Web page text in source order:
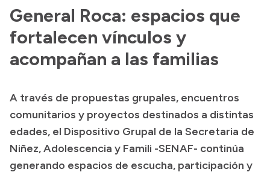
Archivo de noticias
Transparencia
Boletín Oficial
Compras y licitaciones
Consulta de expedientes
Consulta de pago a proveedores
General Roca: espacios que
fortalecen vínculos y
acompañan a las familias
A través de propuestas grupales, encuentros
comunitarios y proyectos destinados a distintas
edades, el Dispositivo Grupal de la Secretaria de
Niñez, Adolescencia y Famili -SENAF- continúa
generando espacios de escucha, participación y